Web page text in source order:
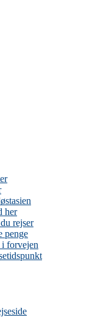
her
rejser
penge
i forvejen